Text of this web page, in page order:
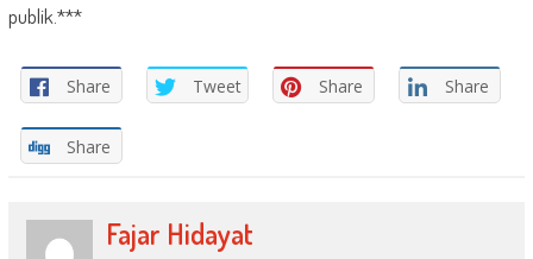
publik.***
Share Tweet Share Share
Share
Fajar Hidayat